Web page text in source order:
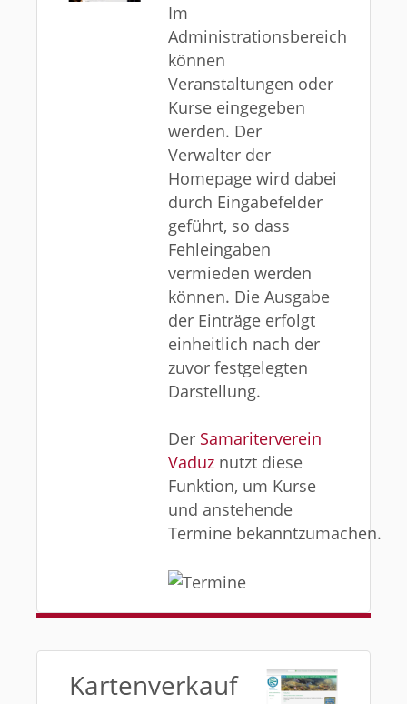
Im
Administrationsbereich
können
Veranstaltungen oder
Kurse eingegeben
werden. Der
Verwalter der
Homepage wird dabei
durch Eingabefelder
geführt, so dass
Fehleingaben
vermieden werden
können. Die Ausgabe
der Einträge erfolgt
einheitlich nach der
zuvor festgelegten
Darstellung.
Der Samariterverein
Vaduznutzt diese
Funktion, um Kurse
und anstehende
Termine bekanntzumachen.
Kartenverkauf